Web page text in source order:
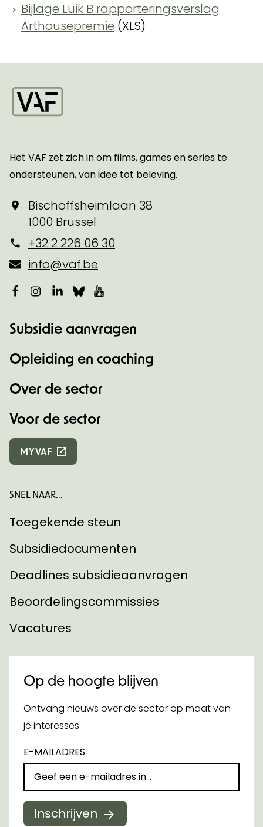
Bijlage Luik B rapporteringsverslag
Arthousepremie (XLS)
Het VAF zet zich in om films, games en series te
ondersteunen, van idee tot beleving.
Bischoffsheimlaan 38
1000 Brussel
+32 2 226 06 30
info@vaf.be
Facebook
Instagram
LinkedIn
Bluesky
Subsidie aanvragen
Opleiding en coaching
Over de sector
Voor de sector
MYVAF
SNEL NAAR...
Toegekende steun
Subsidiedocumenten
Deadlines subsidieaanvragen
Beoordelingscommissies
Vacatures
Op de hoogte blijven
Ontvang nieuws over de sector op maat van
je interesses
E-MAILADRES
Inschrijven